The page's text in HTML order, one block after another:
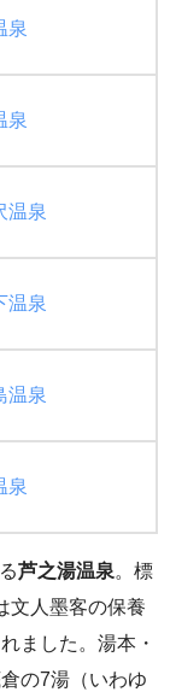
泉
泉
温泉
温泉
温泉
泉
芦之湯温泉。標
文人墨客の保養
ました。湯本・
の7湯（いわゆ